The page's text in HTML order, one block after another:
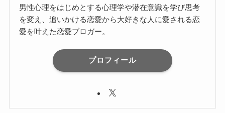
男性心理をはじめとする心理学や潜在意識を学び思考
を変え、追いかける恋愛から大好きな人に愛される恋
愛を叶えた恋愛ブロガー。
プロフィール